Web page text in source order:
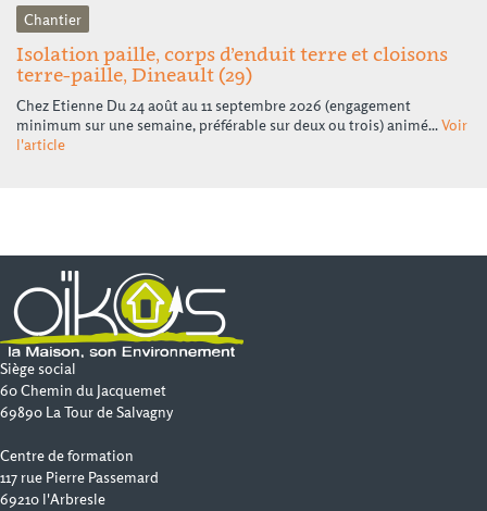
Chantier
Isolation paille, corps d’enduit terre et cloisons
terre-paille, Dineault (29)
Chez Etienne Du 24 août au 11 septembre 2026 (engagement
minimum sur une semaine, préférable sur deux ou trois) animé...Voir
l'article
Siège social
60 Chemin du Jacquemet
69890 La Tour de Salvagny
Centre de formation
117 rue Pierre Passemard
69210 l'Arbresle